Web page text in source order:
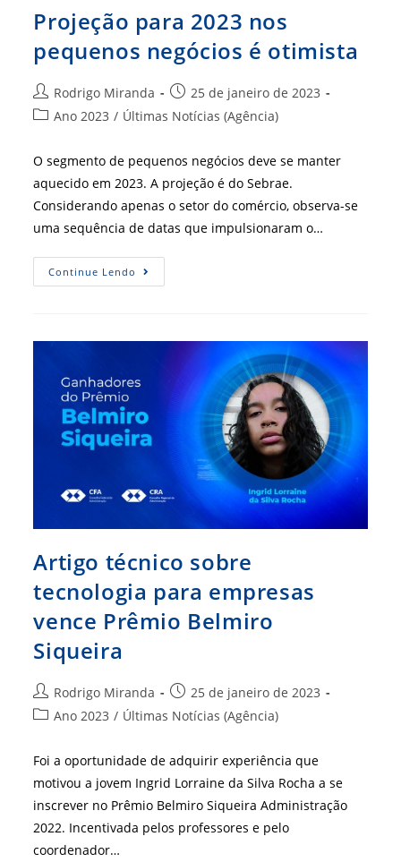
Projeção para 2023 nos
pequenos negócios é otimista
Autor
do
Rodrigo Miranda
Post
publicado:
25 de janeiro de 2023
Categoria
post:
Ano 2023 / Últimas Notícias (Agência)
O segmento de pequenos negócios deve se manter
aquecido em 2023. A projeção é do Sebrae.
Considerando apenas o setor do comércio, observa-se
uma sequência de datas que impulsionaram o…
Continue Lendo Projeção
Para
Otimista
Artigo técnico sobre
tecnologia para empresas
vence Prêmio Belmiro
Siqueira
Autor
do
Rodrigo Miranda
Post
publicado:
25 de janeiro de 2023
Categoria
post:
Ano 2023 / Últimas Notícias (Agência)
Foi a oportunidade de adquirir experiência que
motivou a jovem Ingrid Lorraine da Silva Rocha a se
inscrever no Prêmio Belmiro Siqueira Administração
2022. Incentivada pelos professores e pelo
coordenador…